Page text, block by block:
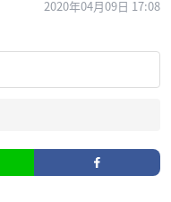
2020年04月09日 17:08